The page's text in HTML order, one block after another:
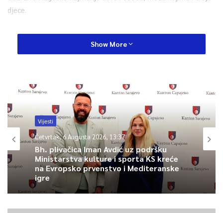
djece.
S druge strane, izraelska vojska je saopćila da izvodi žestoke
zračne napade na Gazu i to kao odgovor na raketne napade
0
Article Rating
Show More
Vijesti
Četvrtak, 6 Augusta 2026, 13:37
Bh. plivačica Iman Avdić uz podršku
Ministarstva kulture i sporta KS kreće
na Evropsko prvenstvo i Mediteranske
igre